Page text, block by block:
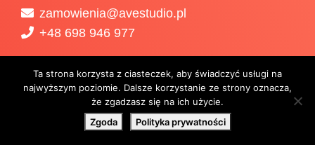
zamowienia@avestudio.pl
+48 698 946 977
Ta strona korzysta z ciasteczek, aby świadczyć usługi na
najwyższym poziomie. Dalsze korzystanie ze strony oznacza,
że zgadzasz się na ich użycie.
Zgoda
Polityka prywatności